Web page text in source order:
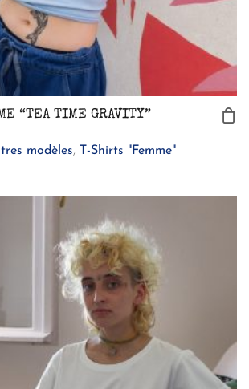
“TEA TIME GRAVITY”
modèles, T-Shirts "Femme"